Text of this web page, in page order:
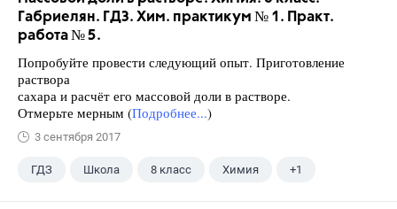
Габриелян. ГДЗ. Хим. практикум № 1. Практ.
работа № 5.
Попробуйте провести следующий опыт. Приготовление
раствора
сахара и расчёт его массовой доли в растворе.
Отмерьте мерным (Подробнее...)
3 сентября 2017
ГДЗ Школа 8 класс Химия +1